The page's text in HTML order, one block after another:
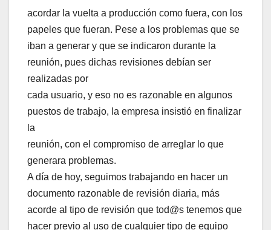
acordar la vuelta a producción como fuera, con los
papeles que fueran. Pese a los problemas que se
iban a generar y que se indicaron durante la
reunión, pues dichas revisiones debían ser
realizadas por
cada usuario, y eso no es razonable en algunos
puestos de trabajo, la empresa insistió en finalizar
la
reunión, con el compromiso de arreglar lo que
generara problemas.
A día de hoy, seguimos trabajando en hacer un
documento razonable de revisión diaria, más
acorde al tipo de revisión que tod@s tenemos que
hacer previo al uso de cualquier tipo de equipo